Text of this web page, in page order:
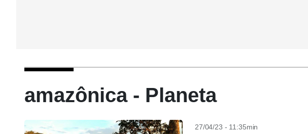
amazônica - Planeta
27/04/23 - 11:35min